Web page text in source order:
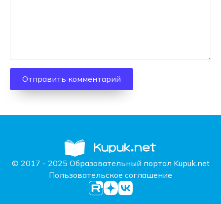
© 2017 - 2025 Образовательный портал Kupuk.net
Пользовательское соглашение